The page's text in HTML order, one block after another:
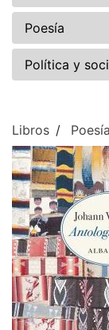
Poesía
Política y
Libros Poesía